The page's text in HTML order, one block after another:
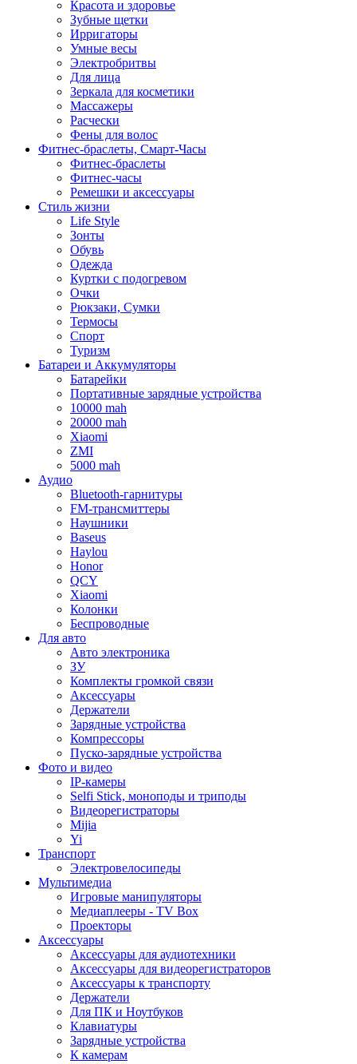
Красота и здоровье
Зубные щетки
Ирригаторы
Умные весы
Электробритвы
Для лица
Зеркала для косметики
Массажеры
Расчески
Фены для волос
Фитнес-браслеты, Смарт-Часы
Фитнес-браслеты
Фитнес-часы
Ремешки и аксессуары
Стиль жизни
Life Style
Зонты
Обувь
Одежда
Куртки с подогревом
Очки
Рюкзаки, Сумки
Термосы
Спорт
Туризм
Батареи и Аккумуляторы
Батарейки
Портативные зарядные устройства
10000 mah
20000 mah
Xiaomi
ZMI
5000 mah
Аудио
Bluetooth-гарнитуры
FM-трансмиттеры
Наушники
Baseus
Haylou
Honor
QCY
Xiaomi
Колонки
Беспроводные
Для авто
Авто электроника
ЗУ
Комплекты громкой связи
Аксессуары
Держатели
Зарядные устройства
Компрессоры
Пуско-зарядные устройства
Фото и видео
IP-камеры
Selfi Stick, моноподы и триподы
Видеорегистраторы
Mijia
Yi
Транспорт
Электровелосипеды
Мультимедиа
Игровые манипуляторы
Медиаплееры - TV Box
Проекторы
Аксессуары
Аксессуары для аудиотехники
Аксессуары для видеорегистраторов
Аксессуары к транспорту
Держатели
Для ПК и Ноутбуков
Клавиатуры
Зарядные устройства
К камерам